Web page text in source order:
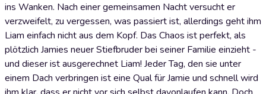
ins Wanken. Nach einer gemeinsamen Nacht versucht er
verzweifelt, zu vergessen, was passiert ist, allerdings geht ihm
Liam einfach nicht aus dem Kopf. Das Chaos ist perfekt, als
plötzlich Jamies neuer Stiefbruder bei seiner Familie einzieht -
und dieser ist ausgerechnet Liam! Jeder Tag, den sie unter
einem Dach verbringen ist eine Qual für Jamie und schnell wird